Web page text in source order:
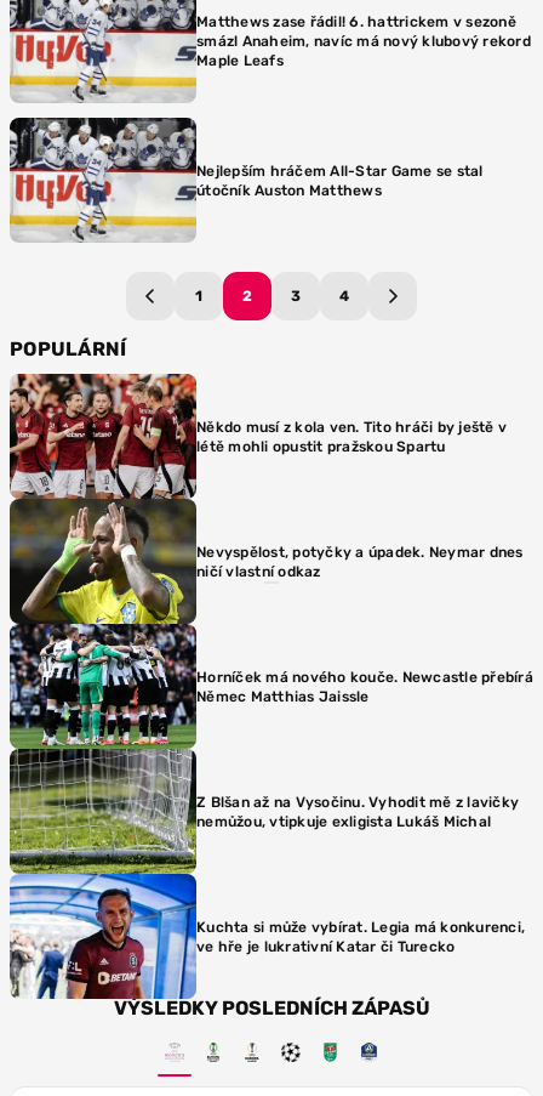
Matthews zase řádil! 6. hattrickem v sezoně
smázl Anaheim, navíc má nový klubový rekord
Maple Leafs
Nejlepším hráčem All-Star Game se stal
útočník Auston Matthews
1 2 3 4
POPULÁRNÍ
Někdo musí z kola ven. Tito hráči by ještě v
létě mohli opustit pražskou Spartu
Nevyspělost, potyčky a úpadek. Neymar dnes
ničí vlastní odkaz
Horníček má nového kouče. Newcastle přebírá
Němec Matthias Jaissle
Z Blšan až na Vysočinu. Vyhodit mě z lavičky
nemůžou, vtipkuje exligista Lukáš Michal
Kuchta si může vybírat. Legia má konkurenci,
ve hře je lukrativní Katar či Turecko
VÝSLEDKY POSLEDNÍCH ZÁPASŮ